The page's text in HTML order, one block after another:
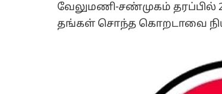
வேலுமணி-சண்முகம் தரப்பில்
தங்கள் சொந்த கொறடாவை